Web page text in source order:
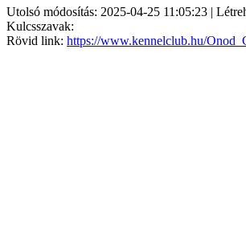
Utolsó módosítás: 2025-04-25 11:05:23 |
Kulcsszavak:
Rövid link: https://www.kennelclub.hu/